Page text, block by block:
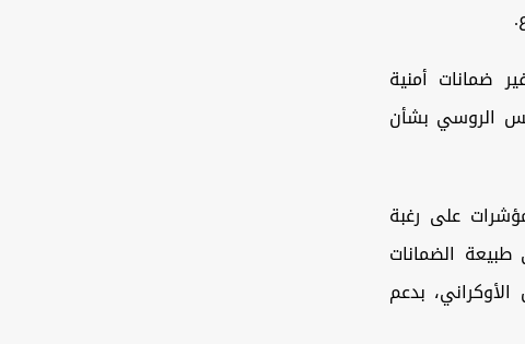
ضمانات أمنية
الروسي بشأن
على رغبة
الضمانات
بدعم